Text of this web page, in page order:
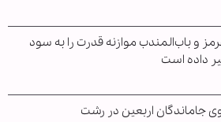
و باب‌المندب موازنه قدرت را به سود
داده است
جاماندگان اربعین در رشت